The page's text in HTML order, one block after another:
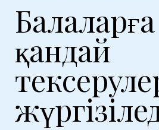
Балаларға
қандай